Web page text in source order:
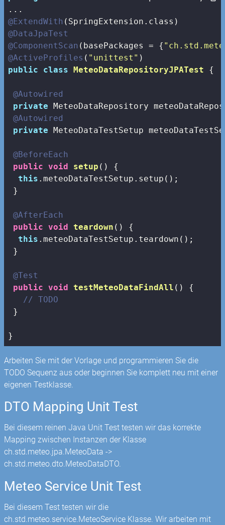
@ExtendWith
@DataJpaTest
@ComponentScan (basePackages = {
@ActiveProfiles ( "unittest"
public
class MeteoDataRepositoryJPATest {
@Autowired
private MeteoDataRepository
@Autowired
private MeteoDataTestSetup
@BeforeEach
public void setup ()
{
this .meteoDataTestSetup.setup();
}
@AfterEach
public void teardown ()
{
this .meteoDataTestSetup.teardown();
}
@Test
public void testMeteoDataFindAll ()
{
// TODO
}
}
Arbeiten Sie mit der Vorlage und programmieren Sie die
TODO Sequenz aus oder beginnen Sie komplett neu mit einer
eigenen Testklasse.
DTO Mapping Unit Test
Bei diesem reinen Java Unit Test testen wir das korrekte
Mapping zwischen Instanzen der Klasse
ch.std.meteo.jpa.MeteoData ->
ch.std.meteo.dto.MeteoDataDTO.
Meteo Service Unit Test
Bei diesem Test testen wir die
ch.std.meteo.service.MeteoService Klasse. Wir arbeiten mit